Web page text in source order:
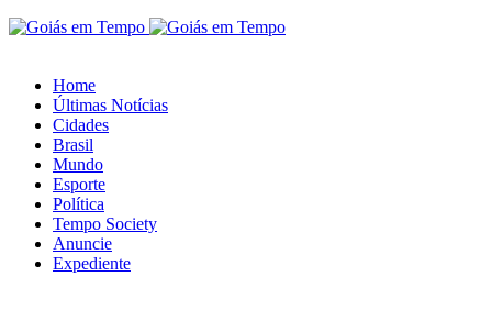
Home
Últimas Notícias
Cidades
Brasil
Mundo
Esporte
Política
Tempo Society
Anuncie
Expediente